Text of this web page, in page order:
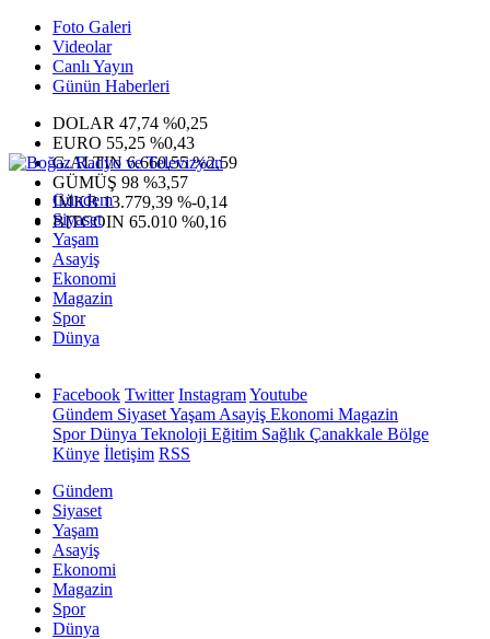
Foto Galeri
Videolar
Canlı Yayın
Günün Haberleri
DOLAR 47,74 %0,25
EURO 55,25 %0,43
G.ALTIN6.660,55 %2,59
GÜMÜŞ 98 %3,57
IMKB13.779,39 %-0,14
BITCOIN 65.010 %0,16
Gündem
Siyaset
Yaşam
Asayiş
Ekonomi
Magazin
Spor
Dünya
Facebook Twitter InstagramYoutube
Gündem SiyasetYaşam Asayiş Ekonomi Magazin
SporDünya Teknoloji Eğitim Sağlık Çanakkale Bölge
Künye İletişim RSS
Gündem
Siyaset
Yaşam
Asayiş
Ekonomi
Magazin
Spor
Dünya